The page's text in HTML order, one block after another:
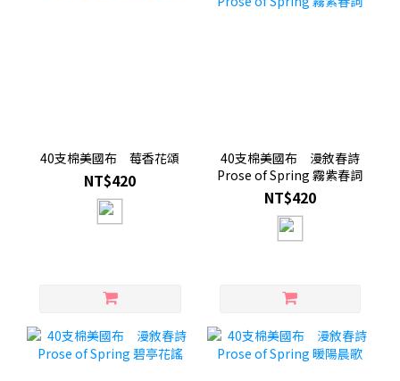
40支棉美國布 莓香花頌
NT$420
40支棉美國布 漫敘春詩
Prose of Spring 霧紫春詞
NT$420